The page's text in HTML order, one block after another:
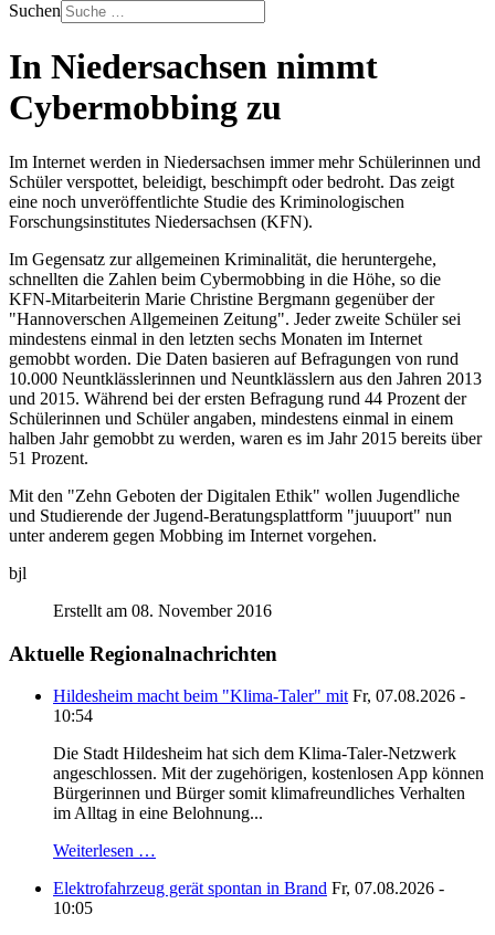
Suchen
In Niedersachsen nimmt
Cybermobbing zu
Im Internet werden in Niedersachsen immer mehr Schülerinnen und
Schüler verspottet, beleidigt, beschimpft oder bedroht. Das zeigt
eine noch unveröffentlichte Studie des Kriminologischen
Forschungsinstitutes Niedersachsen (KFN).
Im Gegensatz zur allgemeinen Kriminalität, die heruntergehe,
schnellten die Zahlen beim Cybermobbing in die Höhe, so die
KFN-Mitarbeiterin Marie Christine Bergmann gegenüber der
"Hannoverschen Allgemeinen Zeitung". Jeder zweite Schüler sei
mindestens einmal in den letzten sechs Monaten im Internet
gemobbt worden. Die Daten basieren auf Befragungen von rund
10.000 Neuntklässlerinnen und Neuntklässlern aus den Jahren 2013
und 2015. Während bei der ersten Befragung rund 44 Prozent der
Schülerinnen und Schüler angaben, mindestens einmal in einem
halben Jahr gemobbt zu werden, waren es im Jahr 2015 bereits über
51 Prozent.
Mit den "Zehn Geboten der Digitalen Ethik" wollen Jugendliche
und Studierende der Jugend-Beratungsplattform "juuuport" nun
unter anderem gegen Mobbing im Internet vorgehen.
bjl
Erstellt am 08. November 2016
Aktuelle Regionalnachrichten
Hildesheim macht beim "Klima-Taler" mit Fr, 07.08.2026 -
10:54
Die Stadt Hildesheim hat sich dem Klima-Taler-Netzwerk
angeschlossen. Mit der zugehörigen, kostenlosen App können
Bürgerinnen und Bürger somit klimafreundliches Verhalten
im Alltag in eine Belohnung...
Weiterlesen …
Elektrofahrzeug gerät spontan in Brand Fr, 07.08.2026 -
10:05